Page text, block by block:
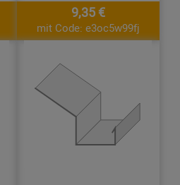
9,35 €
mit Code: e3oc5w99fj